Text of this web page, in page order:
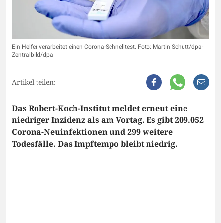
Ein Helfer verarbeitet einen Corona-Schnelltest. Foto: Martin Schutt/dpa-
Zentralbild/dpa
Artikel teilen:
Das Robert-Koch-Institut meldet erneut eine
niedriger Inzidenz als am Vortag. Es gibt 209.052
Corona-Neuinfektionen und 299 weitere
Todesfälle. Das Impftempo bleibt niedrig.